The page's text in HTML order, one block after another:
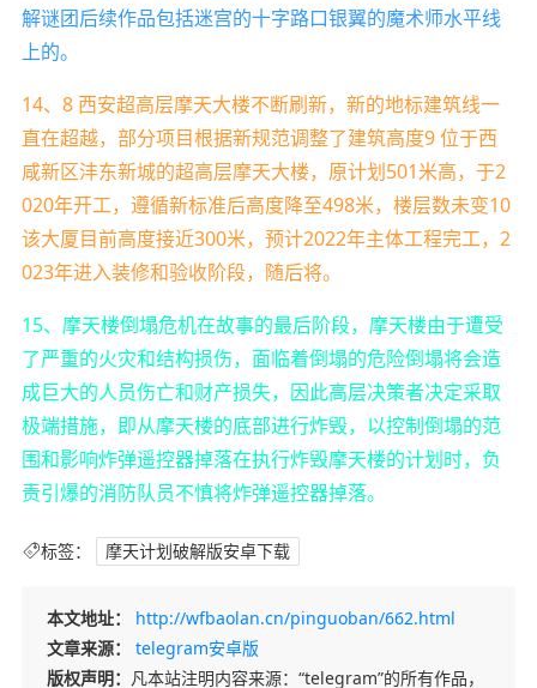
解谜团后续作品包括迷宫的十字路口银翼的魔术师水平线
上的。
14、8 西安超高层摩天大楼不断刷新，新的地标建筑线一
直在超越，部分项目根据新规范调整了建筑高度9 位于西
咸新区沣东新城的超高层摩天大楼，原计划501米高，于2
020年开工，遵循新标准后高度降至498米，楼层数未变10
该大厦目前高度接近300米，预计2022年主体工程完工，2
023年进入装修和验收阶段，随后将。
15、摩天楼倒塌危机在故事的最后阶段，摩天楼由于遭受
了严重的火灾和结构损伤，面临着倒塌的危险倒塌将会造
成巨大的人员伤亡和财产损失，因此高层决策者决定采取
极端措施，即从摩天楼的底部进行炸毁，以控制倒塌的范
围和影响炸弹遥控器掉落在执行炸毁摩天楼的计划时，负
责引爆的消防队员不慎将炸弹遥控器掉落。
标签： 摩天计划破解版安卓下载
本文地址：
http://wfbaolan.cn/pinguoban/662.html
文章来源：
telegram安卓版
版权声明： 凡本站注明内容来源：“telegram”的所有作品，